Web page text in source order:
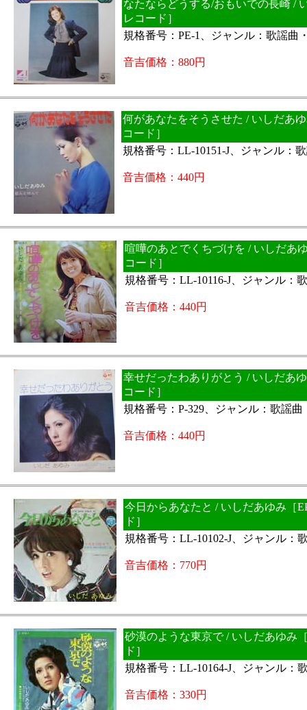
なたならどうする/おもいでの長崎 /
レコード］
規格番号：PE-1、ジャンル：歌謡曲
音吉価格：880円
何があなたをそうさせた / いしだあ
コード］
規格番号：LL-10151-J、ジャンル：
音吉価格：440円
喧嘩のあとでくちづけを / いしだあ
コード］
規格番号：LL-10116-J、ジャンル：
音吉価格：440円
幸せだったわありがとう / いしだあ
コード］
規格番号：P-329、ジャンル：歌謡曲
音吉価格：440円
今日からあなたと / いしだあゆみ［
ド］
規格番号：LL-10102-J、ジャンル：
音吉価格：770円
砂漠のような東京で / いしだあゆみ
ド］
規格番号：LL-10164-J、ジャンル：
音吉価格：330円